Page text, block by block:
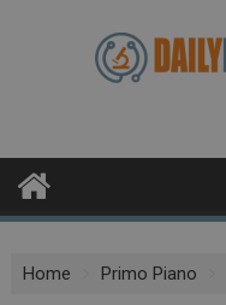
Home Primo Piano